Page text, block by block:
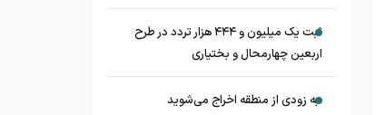
ثبت یک میلیون و ۴۴۴ هزار تردد در طرح
اربعین چهارمحال و بختیاری
به زودی از منطقه اخراج می‌شوید